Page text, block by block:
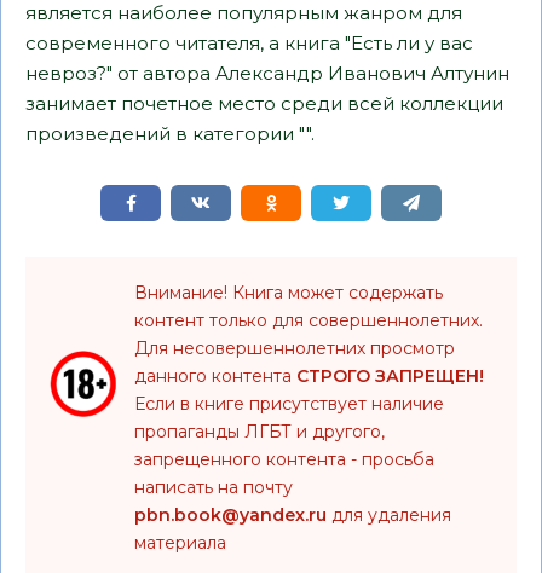
является наиболее популярным жанром для
современного читателя, а книга "Есть ли у вас
невроз?" от автора Александр Иванович Алтунин
занимает почетное место среди всей коллекции
произведений в категории "".
Внимание! Книга может содержать
контент только для совершеннолетних.
Для несовершеннолетних просмотр
данного контента СТРОГО ЗАПРЕЩЕН!
Если в книге присутствует наличие
пропаганды ЛГБТ и другого,
запрещенного контента - просьба
написать на почту
pbn.book@yandex.ru для удаления
материала